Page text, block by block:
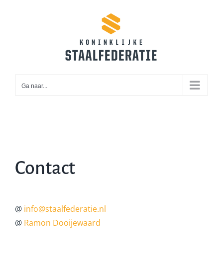
Ga naar...
Contact
@ info@staalfederatie.nl
@ Ramon Dooijewaard